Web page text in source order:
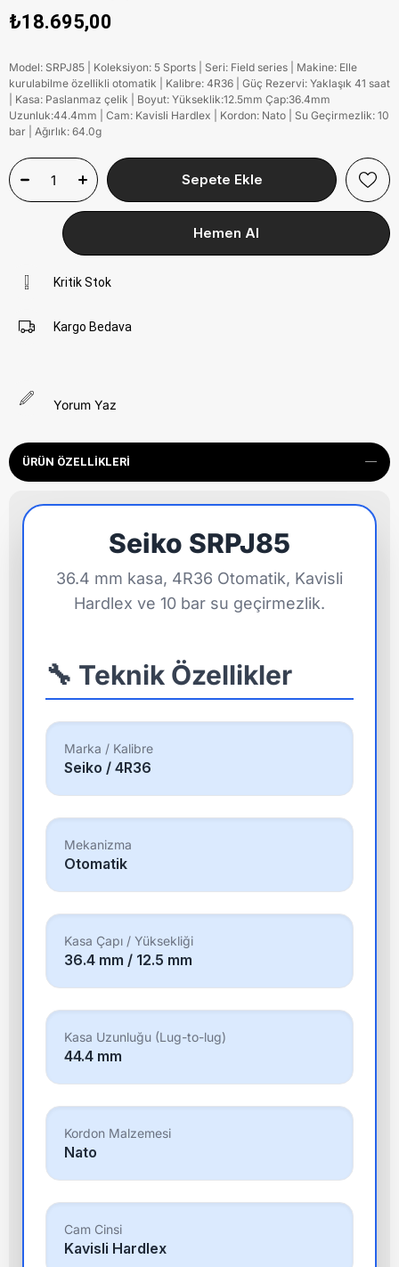
₺18.695,00
Model: SRPJ85 | Koleksiyon: 5 Sports | Seri: Field series | Makine: Elle
kurulabilme özellikli otomatik | Kalibre: 4R36 | Güç Rezervi: Yaklaşık 41 saat
| Kasa: Paslanmaz çelik | Boyut: Yükseklik:12.5mm Çap:36.4mm
Uzunluk:44.4mm | Cam: Kavisli Hardlex | Kordon: Nato | Su Geçirmezlik: 10
bar | Ağırlık: 64.0g
Kritik Stok
Kargo Bedava
Yorum Yaz
ÜRÜN ÖZELLIKLERI
Seiko SRPJ85
36.4 mm kasa, 4R36 Otomatik, Kavisli
Hardlex ve 10 bar su geçirmezlik.
🔧 Teknik Özellikler
Marka / Kalibre
Seiko / 4R36
Mekanizma
Otomatik
Kasa Çapı / Yüksekliği
36.4 mm / 12.5 mm
Kasa Uzunluğu (Lug-to-lug)
44.4 mm
Kordon Malzemesi
Nato
Cam Cinsi
Kavisli Hardlex